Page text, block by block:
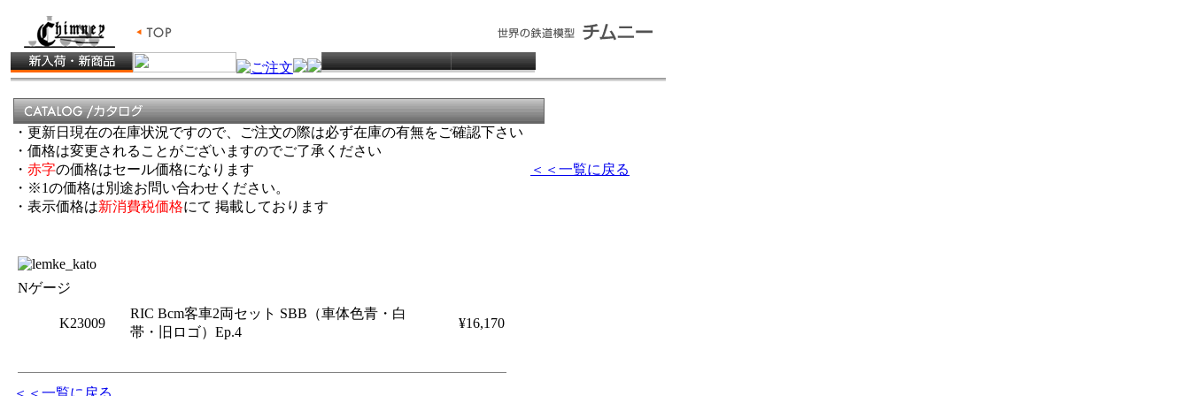
・更新日現在の在庫状況ですので、ご注文の際は必ず在庫の有無をご確認下さい
・価格は変更されることがございますのでご了承ください
・ 赤字の価格はセール価格になります
・※1の価格は別途お問い合わせください。
・表示価格は新消費税価格にて 掲載しております
＜＜一覧に戻る
Nゲージ
K23009
RIC Bcm客車2両セット SBB（車体色青・白
帯・旧ロゴ）Ep.4
¥16,170
＜＜一覧に戻る